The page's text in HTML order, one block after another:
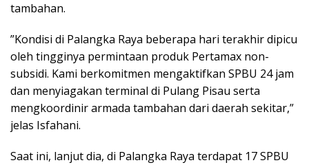
tambahan.
​”Kondisi di Palangka Raya beberapa hari terakhir dipicu
oleh tingginya permintaan produk Pertamax non-
subsidi. Kami berkomitmen mengaktifkan SPBU 24 jam
dan menyiagakan terminal di Pulang Pisau serta
mengkoordinir armada tambahan dari daerah sekitar,”
jelas Isfahani.
​Saat ini, lanjut dia, di Palangka Raya terdapat 17 SPBU